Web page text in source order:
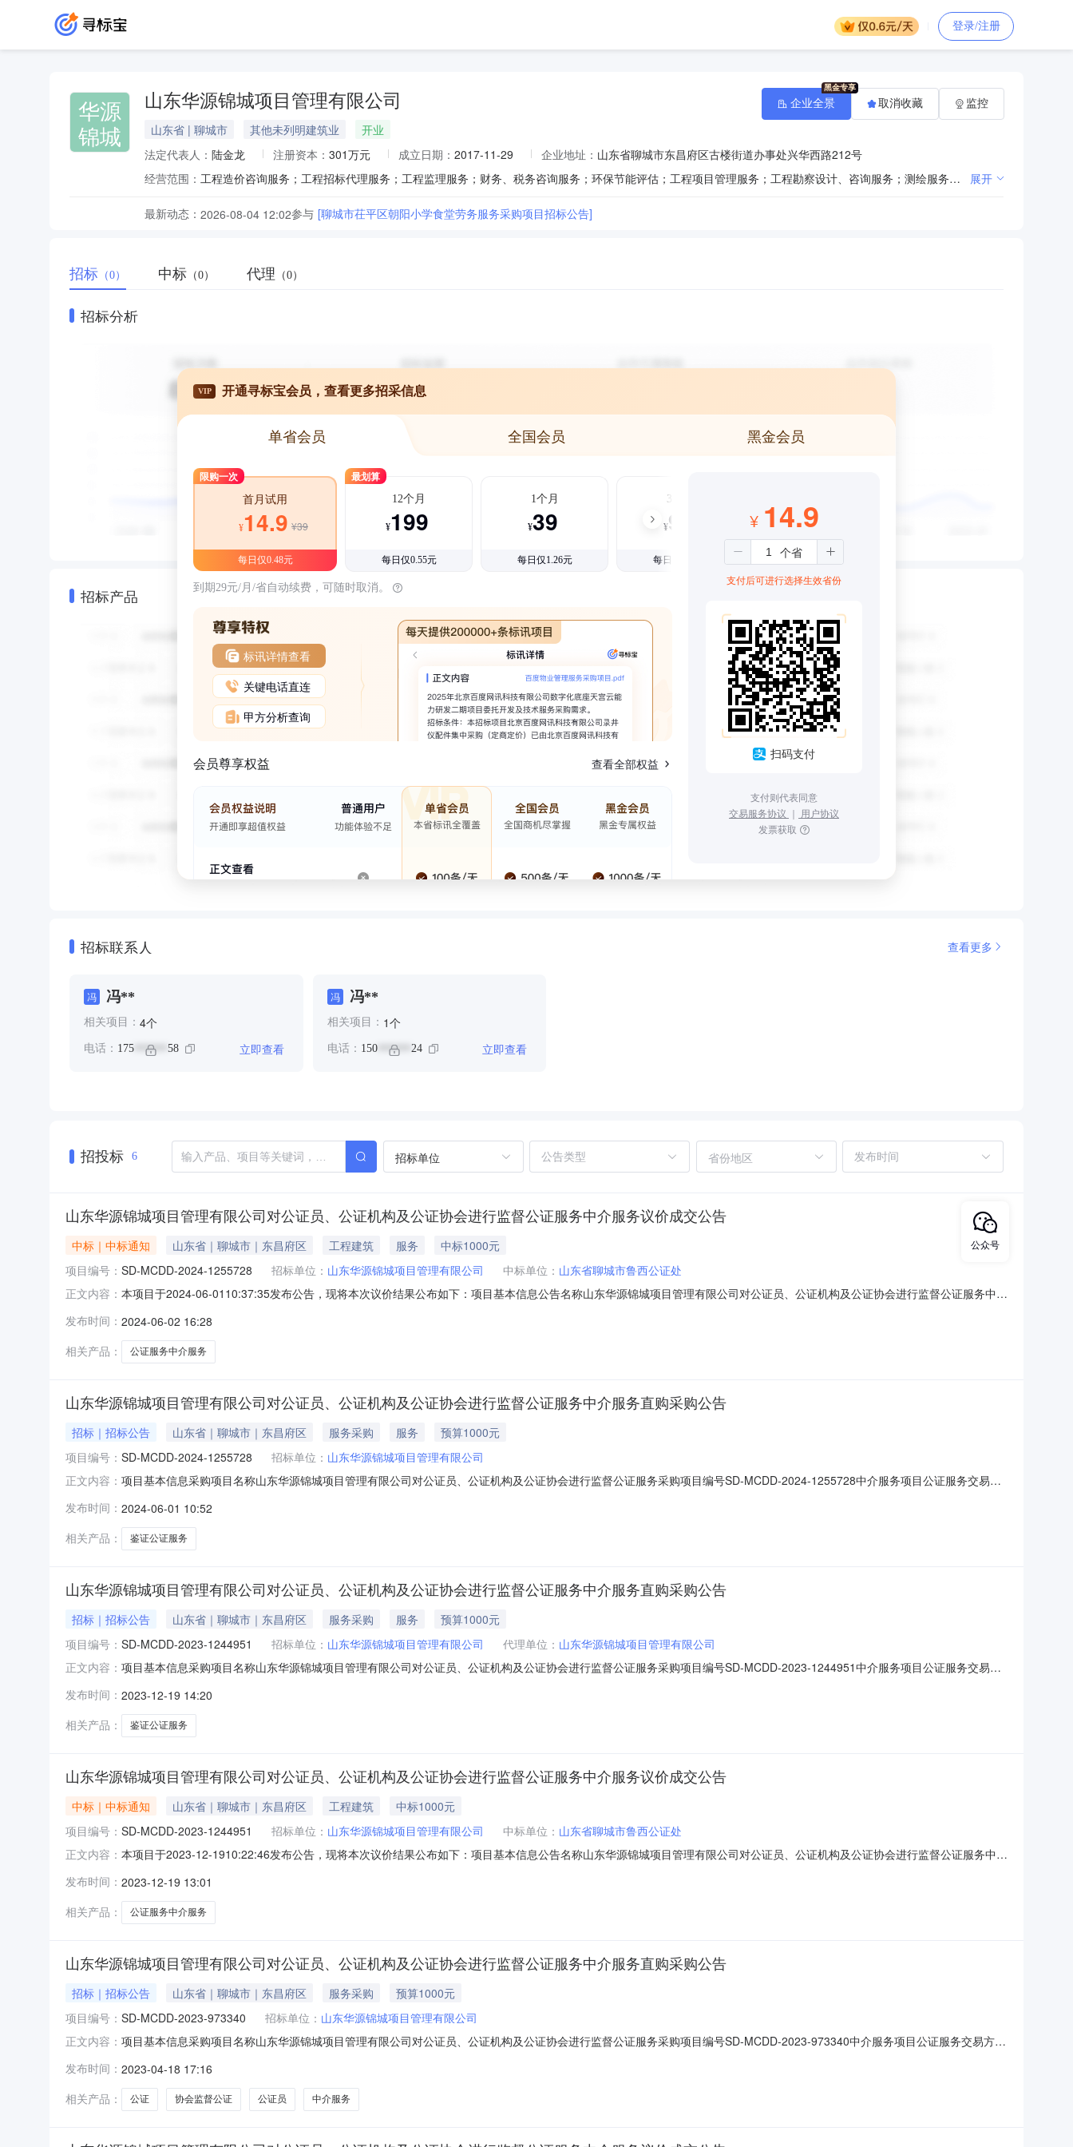
登录/注册
华源
锦城
山东华源锦城项目管理有限公司
山东省 | 聊城市 其他未列明建筑业
开业
法定代表人： 陆金龙 注册资本： 301万元 成立日期： 2017-11-29 企业地址： 山东省聊城市东昌府区古楼街道办事处兴华西路212号
经营范围：
工程造价咨询服务；工程招标代理服务；工程监理服务；财务、税务咨询服务；环保节能评估；工程项目管理服务；工程勘察设计、咨询服务；测绘服务；社会稳定风险评估；安全风险评估；建设项目水土保持方案编制评价；环境监测。（依法须经批准的项目，经相关部门批准后方可开展经营活动） 展开
最新动态： 2026-08-04 12:02参与 [聊城市茌平区朝阳小学食堂劳务服务采购项目招标公告]
企业全景 取消收藏 监控
招标 （0） 中标 （0） 代理 （0）
招标分析
招标产品
VIP 开通寻标宝会员，查看更多招采信息
单省会员 全国会员 黑金会员
限购一次
首月试用
¥14.9 ¥39
每日仅0.48元
最划算
12个月
¥199
每日仅0.55元
1个月
¥39
每日仅1.26元
3个月
¥99
每日仅1.08元
到期29元/月/省自动续费，可随时取消。
标讯详情查看
关键电话直连
甲方分析查询
会员尊享权益 查看全部权益
¥ 14.9
支付后可进行选择生效省份
扫码支付
支付则代表同意
交易服务协议 ｜ 用户协议
发票获取
招标联系人 查看更多
冯 冯**
相关项目： 4个
电话： 175 ****** 58 立即查看
冯 冯**
相关项目： 1个
电话： 150****** 24 立即查看
招投标 6 招标单位 省份地区
山东华源锦城项目管理有限公司对公证员、公证机构及公证协会进行监督公证服务中介服务议价成交公告
中标｜中标通知 山东省｜聊城市｜东昌府区 工程建筑 服务
中标1000元
项目编号： SD-MCDD-2024-1255728 招标单位： 山东华源锦城项目管理有限公司 中标单位： 山东省聊城市鲁西公证处
正文内容： 本项目于2024-06-0110:37:35发布公告，现将本次议价结果公布如下：项目基本信息公告名称山东华源锦城项目管理有限公司对公证员、公证机构及公证协会进行监督公证服务中介
1255728工程建设项目审批否报价情况本次议价共有1家中介机构提交了报价。报价有效的中介机构为1家，报价情况如下：中介机构名称中介机构报价报价时间山东省聊城市鲁西公
证处1,00
发布时间： 2024-06-02 16:28
相关产品：
公证服务中介服务
山东华源锦城项目管理有限公司对公证员、公证机构及公证协会进行监督公证服务中介服务直购采购公告
招标｜招标公告 山东省｜聊城市｜东昌府区 服务采购 服务
预算1000元
项目编号： SD-MCDD-2024-1255728 招标单位： 山东华源锦城项目管理有限公司
正文内容： 项目基本信息采购项目名称山东华源锦城项目管理有限公司对公证员、公证机构及公证协会进行监督公证服务采购项目编号SD-MCDD-2024-1255728中介服务项目公证服务交易方
与资质信息最高限价1,000元付款说明线下一次性支付选取机构资质要求公证服务机构,不分等级资质要求说明联系人信息采购主体山东华源锦城项目管理有限公司项目联系人冯成龙
联系电
发布时间： 2024-06-01 10:52
相关产品：
鉴证公证服务
山东华源锦城项目管理有限公司对公证员、公证机构及公证协会进行监督公证服务中介服务直购采购公告
招标｜招标公告 山东省｜聊城市｜东昌府区 服务采购 服务
预算1000元
项目编号： SD-MCDD-2023-1244951 招标单位： 山东华源锦城项目管理有限公司 代理单位： 山东华源锦城项目管理有限公司
正文内容： 项目基本信息采购项目名称山东华源锦城项目管理有限公司对公证员、公证机构及公证协会进行监督公证服务采购项目编号SD-MCDD-2023-1244951中介服务项目公证服务交易方
1,000元付款说明线下一次性支付选取机构资质要求公证服务机构,不分等级资质要求说明联系人信息采购主体山东华源锦城项目管理有限公司项目联系人冯成龙联系电话17563506
发布时间： 2023-12-19 14:20
相关产品：
鉴证公证服务
山东华源锦城项目管理有限公司对公证员、公证机构及公证协会进行监督公证服务中介服务议价成交公告
中标｜中标通知 山东省｜聊城市｜东昌府区 工程建筑
中标1000元
项目编号： SD-MCDD-2023-1244951 招标单位： 山东华源锦城项目管理有限公司 中标单位： 山东省聊城市鲁西公证处
正文内容： 本项目于2023-12-1910:22:46发布公告，现将本次议价结果公布如下：项目基本信息公告名称山东华源锦城项目管理有限公司对公证员、公证机构及公证协会进行监督公证服务中介
1244951工程建设项目审批是报价情况本次议价共有1家中介机构提交了报价。报价有效的中介机构为1家，报价情况如下：中介机构名称中介机构报价报价时间山东省聊城市鲁西公
证处1,00
发布时间： 2023-12-19 13:01
相关产品：
公证服务中介服务
山东华源锦城项目管理有限公司对公证员、公证机构及公证协会进行监督公证服务中介服务直购采购公告
招标｜招标公告 山东省｜聊城市｜东昌府区 服务采购
预算1000元
项目编号： SD-MCDD-2023-973340 招标单位： 山东华源锦城项目管理有限公司
正文内容： 项目基本信息采购项目名称山东华源锦城项目管理有限公司对公证员、公证机构及公证协会进行监督公证服务采购项目编号SD-MCDD-2023-973340中介服务项目公证服务交易方式
1,000元付款说明线下一次性支付选取机构资质要求公证服务机构,不分等级资质要求说明联系人信息采购主体山东华源锦城项目管理有限公司项目联系人冯成龙联系电话150635820
发布时间： 2023-04-18 17:16
相关产品：
公证 协会监督公证 公证员 中介服务
公众号